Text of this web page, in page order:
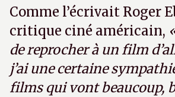
Comme l’écrivait Roger
critique ciné américain,
de reprocher à un film
j’ai une certaine
films qui vont beaucoup,